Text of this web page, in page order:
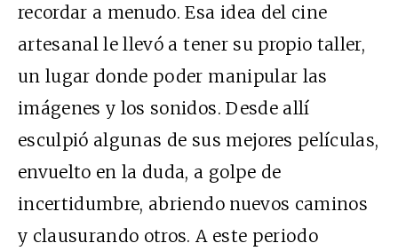
recordar a menudo. Esa idea del cine
artesanal le llevó a tener su propio taller,
un lugar donde poder manipular las
imágenes y los sonidos. Desde allí
esculpió algunas de sus mejores películas,
envuelto en la duda, a golpe de
incertidumbre, abriendo nuevos caminos
y clausurando otros. A este periodo